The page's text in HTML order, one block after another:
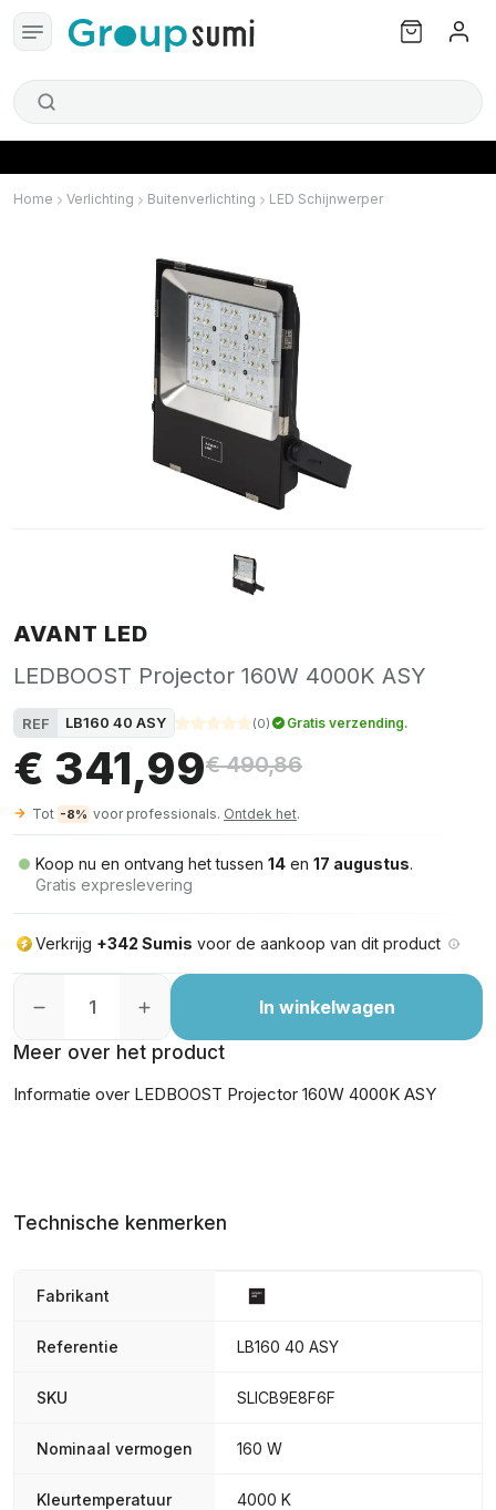
Home Verlichting Buitenverlichting LED Schijnwerper
AVANT LED
LEDBOOST Projector 160W 4000K ASY
REF LB160 40 ASY (0) Gratis verzending.
€ 341,99€ 490,86
Tot -8% voor professionals. Ontdek het.
Koop nu en ontvang het tussen 14 en 17 augustus.
Gratis expreslevering
Verkrijg +342 Sumis voor de aankoop van dit product
In winkelwagen
Meer over het product
Informatie over LEDBOOST Projector 160W 4000K ASY
Technische kenmerken
Fabrikant
Referentie LB160 40 ASY
SKU SLICB9E8F6F
Nominaal vermogen 160 W
Kleurtemperatuur 4000 K